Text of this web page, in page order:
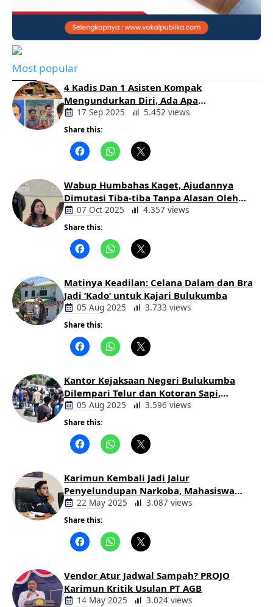
Most popular
4 Kadis Dan 1 Asisten Kompak
Mengundurkan Diri, Ada Apa
Pemerintahan Oloan
17 Sep 2025 5.452 views
Share this:
Wabup Humbahas Kaget, Ajudannya
Dimutasi Tiba-tiba Tanpa Alasan Oleh
Bupati
07 Oct 2025 4.357 views
Share this:
Matinya Keadilan: Celana Dalam dan Bra
Jadi ‘Kado’ untuk Kajari Bulukumba
05 Aug 2025 3.733 views
Share this:
Kantor Kejaksaan Negeri Bulukumba
Dilempari Telur dan Kotoran Sapi,
Keluarga Korban Lakalantas Tuntut
Keadilan
05 Aug 2025 3.596 views
Share this:
Karimun Kembali Jadi Jalur
Penyelundupan Narkoba, Mahasiswa
Desak Pemkab dan Aparat Bertindak
Tegas
22 May 2025 3.087 views
Share this:
Vendor Atur Jadwal Sampah? PROJO
Karimun Kritik Usulan PT AGB
14 May 2025 3.024 views